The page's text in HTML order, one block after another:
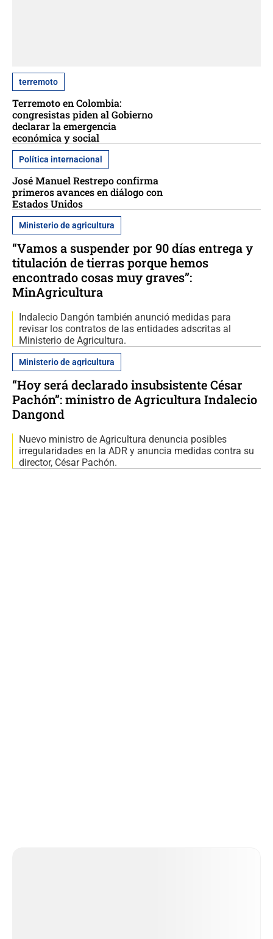
terremoto
Terremoto en Colombia:
congresistas piden al Gobierno
declarar la emergencia
económica y social
Política internacional
José Manuel Restrepo confirma
primeros avances en diálogo con
Estados Unidos
Ministerio de agricultura
“Vamos a suspender por 90 días entrega y
titulación de tierras porque hemos
encontrado cosas muy graves”:
MinAgricultura
Indalecio Dangón también anunció medidas para
revisar los contratos de las entidades adscritas al
Ministerio de Agricultura.
Ministerio de agricultura
“Hoy será declarado insubsistente César
Pachón”: ministro de Agricultura Indalecio
Dangond
Nuevo ministro de Agricultura denuncia posibles
irregularidades en la ADR y anuncia medidas contra su
director, César Pachón.